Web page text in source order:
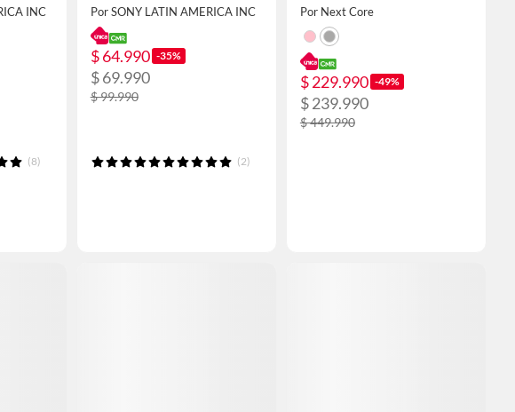
INC
(8)
Por SONY LATIN AMERICA INC
$ 64.990 -35%
$ 69.990
$ 99.990
(2)
Por Next Core
$ 229.990 -49%
$ 239.990
$ 449.990